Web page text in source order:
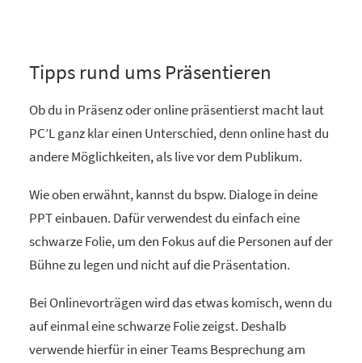
Tipps rund ums Präsentieren
Ob du in Präsenz oder online präsentierst macht laut
PC’L ganz klar einen Unterschied, denn online hast du
andere Möglichkeiten, als live vor dem Publikum.
Wie oben erwähnt, kannst du bspw. Dialoge in deine
PPT einbauen. Dafür verwendest du einfach eine
schwarze Folie, um den Fokus auf die Personen auf der
Bühne zu legen und nicht auf die Präsentation.
Bei Onlinevorträgen wird das etwas komisch, wenn du
auf einmal eine schwarze Folie zeigst. Deshalb
verwende hierfür in einer Teams Besprechung am